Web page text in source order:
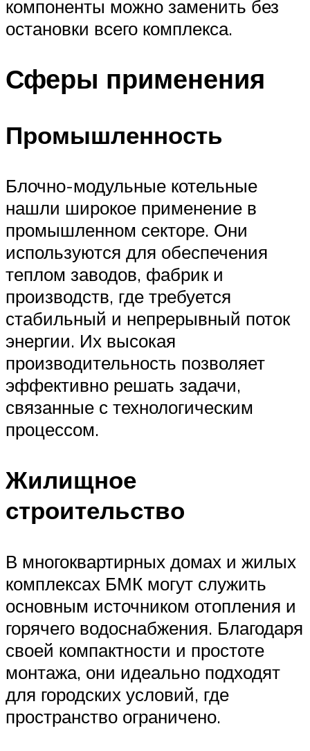
компоненты можно заменить без
остановки всего комплекса.
Сферы применения
Промышленность
Блочно-модульные котельные
нашли широкое применение в
промышленном секторе. Они
используются для обеспечения
теплом заводов, фабрик и
производств, где требуется
стабильный и непрерывный поток
энергии. Их высокая
производительность позволяет
эффективно решать задачи,
связанные с технологическим
процессом.
Жилищное
строительство
В многоквартирных домах и жилых
комплексах БМК могут служить
основным источником отопления и
горячего водоснабжения. Благодаря
своей компактности и простоте
монтажа, они идеально подходят
для городских условий, где
пространство ограничено.